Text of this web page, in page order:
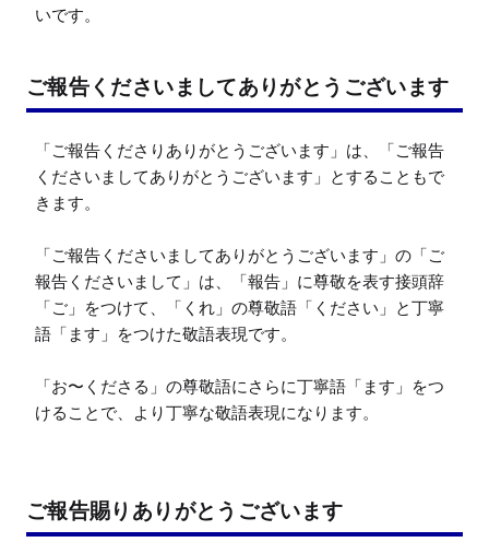
いです。
ご報告くださいましてありがとうございます
「ご報告くださりありがとうございます」は、「ご報告
くださいましてありがとうございます」とすることもで
きます。
「ご報告くださいましてありがとうございます」の「ご
報告くださいまして」は、「報告」に尊敬を表す接頭辞
「ご」をつけて、「くれ」の尊敬語「ください」と丁寧
語「ます」をつけた敬語表現です。
「お〜くださる」の尊敬語にさらに丁寧語「ます」をつ
けることで、より丁寧な敬語表現になります。
ご報告賜りありがとうございます